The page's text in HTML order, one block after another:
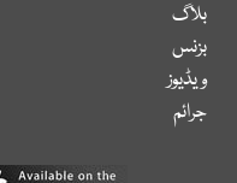
بلاگ
بزنس
ویڈیوز
جرائم